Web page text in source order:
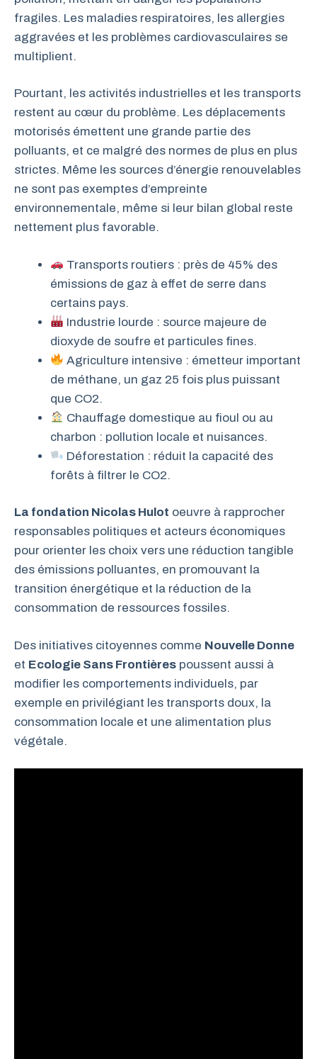
fragiles. Les maladies respiratoires, les allergies
aggravées et les problèmes cardiovasculaires se
multiplient.
Pourtant, les activités industrielles et les transports
restent au cœur du problème. Les déplacements
motorisés émettent une grande partie des
polluants, et ce malgré des normes de plus en plus
strictes. Même les sources d’énergie renouvelables
ne sont pas exemptes d’empreinte
environnementale, même si leur bilan global reste
nettement plus favorable.
Transports routiers : près de 45% des
émissions de gaz à effet de serre dans
certains pays.
Industrie lourde : source majeure de
dioxyde de soufre et particules fines.
Agriculture intensive : émetteur important
de méthane, un gaz 25 fois plus puissant
que CO2.
Chauffage domestique au fioul ou au
charbon : pollution locale et nuisances.
Déforestation : réduit la capacité des
forêts à filtrer le CO2.
La fondation Nicolas Hulot oeuvre à rapprocher
responsables politiques et acteurs économiques
pour orienter les choix vers une réduction tangible
des émissions polluantes, en promouvant la
transition énergétique et la réduction de la
consommation de ressources fossiles.
Des initiatives citoyennes comme Nouvelle Donne
et Ecologie Sans Frontières poussent aussi à
modifier les comportements individuels, par
exemple en privilégiant les transports doux, la
consommation locale et une alimentation plus
végétale.